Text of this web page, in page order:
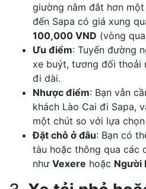
giường nằm đắt hơn
đến Sapa có giá xung
100,000 VND (vòng
Ưu điểm: Tuyến đường
xe buýt, tương đối thoải
đi dài.
Nhược điểm: Bạn vẫn
khách Lào Cai đi Sapa,
một chút so với lựa
Đặt chỗ ở đâu: Bạn có
tàu hoặc thông qua các
như Vexere hoặc Người